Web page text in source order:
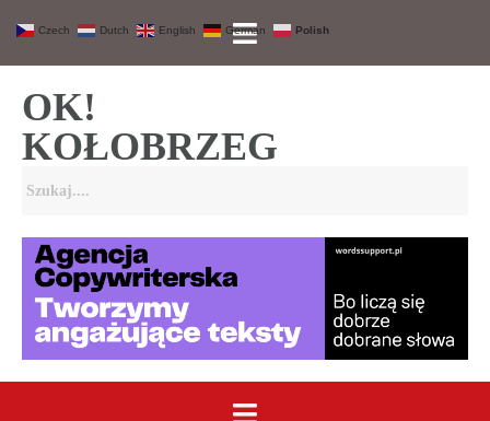
OK!
KOŁOBRZEG
Czech Dutch English German Polish